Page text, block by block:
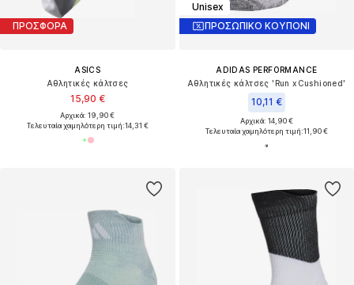
ΠΡΟΣΦΟΡΑ
ASICS
Αθλητικές κάλτσες
15,90 €
Αρχικά: 19,90 €
Τελευταία χαμηλότερη τιμή:14,31 €
Unisex
ΠΡΟΣΩΠΙΚΟ ΚΟΥΠΟΝΙ
ADIDAS PERFORMANCE
Αθλητικές κάλτσες 'Run xCushioned'
10,11 €
Αρχικά: 14,90 €
Τελευταία χαμηλότερη τιμή:11,90 €